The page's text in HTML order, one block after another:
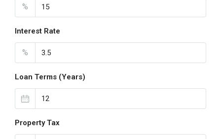
%
Interest Rate
%
Loan Terms (Years)
Property Tax